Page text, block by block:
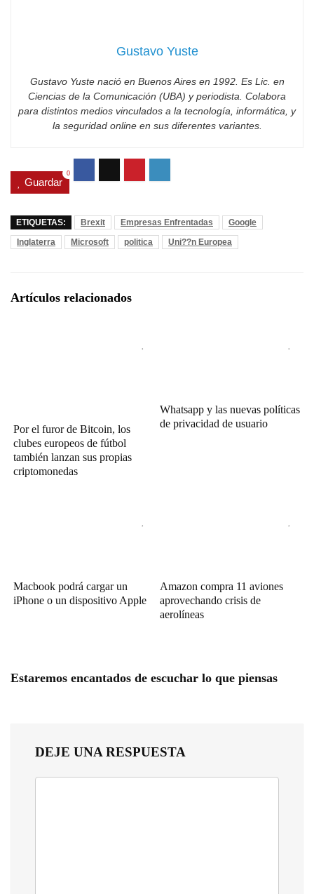
Gustavo Yuste
Gustavo Yuste nació en Buenos Aires en 1992. Es Lic. en
Ciencias de la Comunicación (UBA) y periodista. Colabora
para distintos medios vinculados a la tecnología, informática, y
la seguridad online en sus diferentes variantes.
Guardar
0
ETIQUETAS: Brexit Empresas Enfrentadas
Google
Inglaterra
Microsoft politica Uni??n Europea
Artículos relacionados
Por el furor de Bitcoin, los
clubes europeos de fútbol
también lanzan sus propias
criptomonedas
Whatsapp y las nuevas políticas
de privacidad de usuario
Macbook podrá cargar un
iPhone o un dispositivo Apple
Amazon compra 11 aviones
aprovechando crisis de
aerolíneas
Estaremos encantados de escuchar lo que piensas
DEJE UNA RESPUESTA